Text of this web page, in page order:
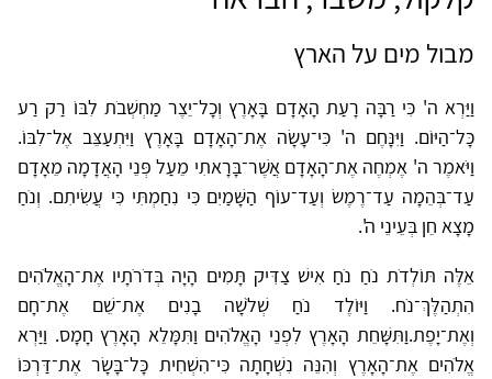
מבול מים על הארץ
וַיַּרְא ה' כִּי רַבָּה רָעַת הָאָדָם בָּאָרֶץ וְכָל־יֵצֶר מַחְשְׁבֹת לִבּוֹ רַק רַע
כָּל־הַיּוֹם. וַיִּנָּחֶם ה' כִּי־עָשָׂה אֶת־הָאָדָם בָּאָרֶץ וַיִּתְעַצֵּב אֶל־לִבּוֹ.
וַיֹּאמֶר ה' אֶמְחֶה אֶת־הָאָדָם אֲשֶׁר־בָּרָאתִי מֵעַל פְּנֵי הָאֲדָמָה מֵאָדָם
עַד־בְּהֵמָה עַד־רֶמֶשׂ וְעַד־עוֹף הַשָּׁמַיִם כִּי נִחַמְתִּי כִּי עֲשִׂיתִם. וְנֹחַ
מָצָא חֵן בְּעֵינֵי ה'.
אֵלֶּה תּוֹלְדֹת נֹחַ נֹחַ אִישׁ צַדִּיק תָּמִים הָיָה בְּדֹרֹתָיו אֶת־הָאֱלֹהִים
הִתְהַלֶּךְ־נֹח. וַיּוֹלֶד נֹחַ שְׁלֹשָׁה בָנִים אֶת־שֵׁם אֶת־חָם
וְאֶת־יָפֶת.וַתִּשָּׁחֵת הָאָרֶץ לִפְנֵי הָאֱלֹהִים וַתִּמָּלֵא הָאָרֶץ חָמָס. וַיַּרְא
אֱלֹהִים אֶת־הָאָרֶץ וְהִנֵּה נִשְׁחָתָה כִּי־הִשְׁחִית כָּל־בָּשָׂר אֶת־דַּרְכּוֹ